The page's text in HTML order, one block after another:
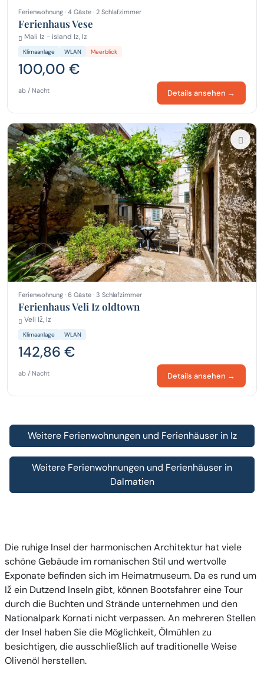
Ferienwohnung · 4 Gäste · 2 Schlafzimmer
Ferienhaus Vese
Mali Iz - island Iz, Iz
Klimaanlage WLAN Meerblick
100,00 €
ab / Nacht Details ansehen →
Ferienwohnung · 6 Gäste · 3 Schlafzimmer
Ferienhaus Veli Iz oldtown
Veli Iž, Iz
Klimaanlage WLAN
142,86 €
ab / Nacht Details ansehen →
Weitere Ferienwohnungen und Ferienhäuser in Iz
Weitere Ferienwohnungen und Ferienhäuser in
Dalmatien
Die ruhige Insel der harmonischen Architektur hat viele
schöne Gebäude im romanischen Stil und wertvolle
Exponate befinden sich im Heimatmuseum. Da es rund um
Iž ein Dutzend Inseln gibt, können Bootsfahrer eine Tour
durch die Buchten und Strände unternehmen und den
Nationalpark Kornati nicht verpassen. An mehreren Stellen
der Insel haben Sie die Möglichkeit, Ölmühlen zu
besichtigen, die ausschließlich auf traditionelle Weise
Olivenöl herstellen.